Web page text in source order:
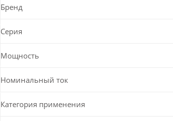
Бренд
Серия
Мощность
Номинальный ток
Категория применения